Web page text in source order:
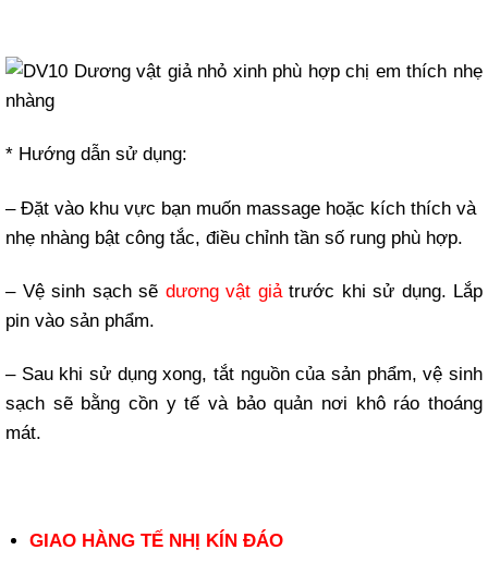
* Hướng dẫn sử dụng:
– Đặt vào khu vực bạn muốn massage hoặc kích thích và
nhẹ nhàng bật công tắc, điều chỉnh tần số rung phù hợp.
– Vệ sinh sạch sẽ dương vật giảtrước khi sử dụng. Lắp
pin vào sản phẩm.
– Sau khi sử dụng xong, tắt nguồn của sản phẩm, vệ sinh
sạch sẽ bằng cồn y tế và bảo quản nơi khô ráo thoáng
mát.
GIAO HÀNG TẾ NHỊ KÍN ĐÁO